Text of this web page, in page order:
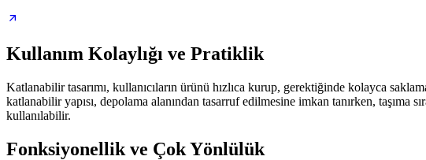
Kullanım Kolaylığı ve Pratiklik
Katlanabilir tasarımı, kullanıcıların ürünü hızlıca kurup, gerektiğinde kolayca
katlanabilir yapısı, depolama alanından tasarruf edilmesine imkan tanırken,
kullanılabilir.
Fonksiyonellik ve Çok Yönlülük